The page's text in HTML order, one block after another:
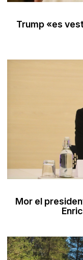
Trump «es
Mor el